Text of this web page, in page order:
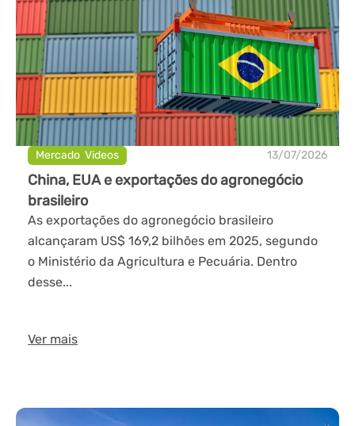
Mercado,Videos 13/07/2026
China, EUA e exportações do agronegócio
brasileiro
As exportações do agronegócio brasileiro
alcançaram US$ 169,2 bilhões em 2025, segundo
o Ministério da Agricultura e Pecuária. Dentro
desse...
Ver mais